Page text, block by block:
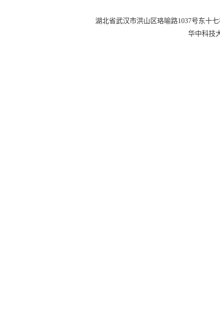
湖北省武汉市洪山区珞喻路1037号东十
华中科技